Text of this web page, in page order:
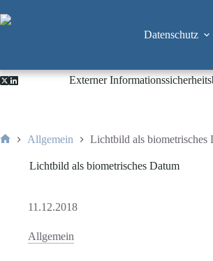
Inhalt
Datenschutz
Externer
Allgemein Lichtbild als biometrisches
Lichtbild als biometrisches Datum
11.12.2018
Allgemein